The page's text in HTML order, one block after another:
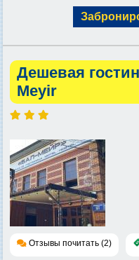
Дешевая
Meyir
Отзывы почитать (2)